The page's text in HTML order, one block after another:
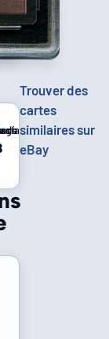
Trouver des
cartes
similaires sur
eBay